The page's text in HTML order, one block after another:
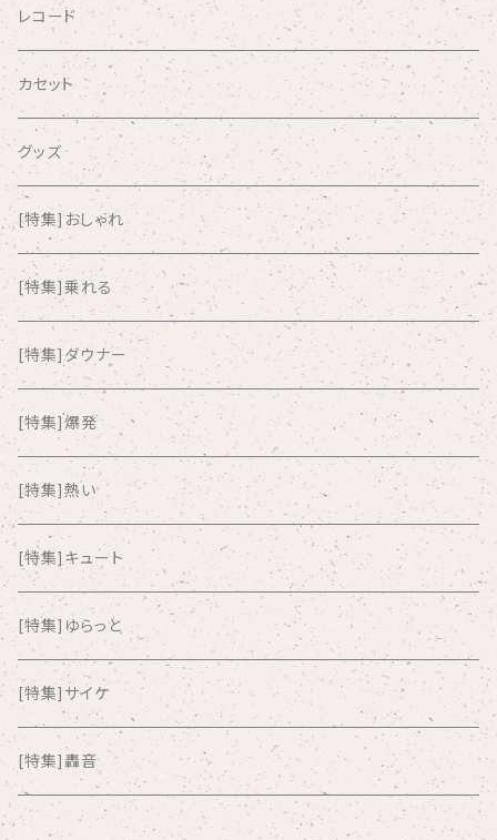
AGU
AIRCRAFT
airlie
AKUTAGAWA FANCLUB
ALKASILKA
all about paradise
ALL ITEM 10 TIMES
Amia Calva
Amsterdamned
ANYO
And Summer Club
anticlockwise
Aysula
レコード
カセット
グッズ
[特集]おしゃれ
[特集]乗れる
[特集]ダウナー
[特集]爆発
[特集]熱い
[特集]キュート
[特集]ゆらっと
[特集]サイケ
[特集]轟音